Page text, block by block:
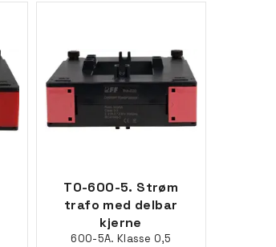
TO-600-5. Strøm
trafo med delbar
kjerne
600-5A. Klasse 0,5